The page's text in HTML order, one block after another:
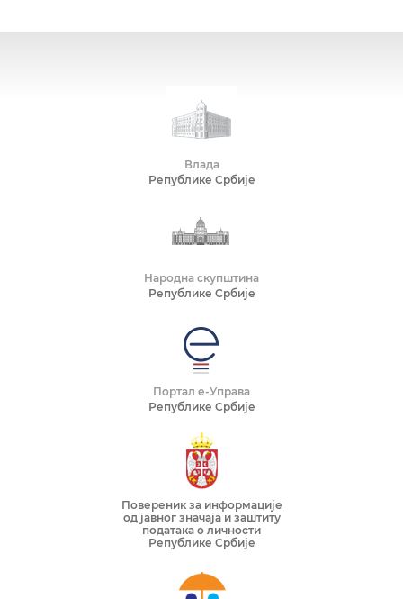
Влада
Републике Србије
Народна скупштина
Републике Србије
Портал е-Управа
Републике Србије
Повереник за информације
од јавног значаја и заштиту
података о личности
Републике Србије